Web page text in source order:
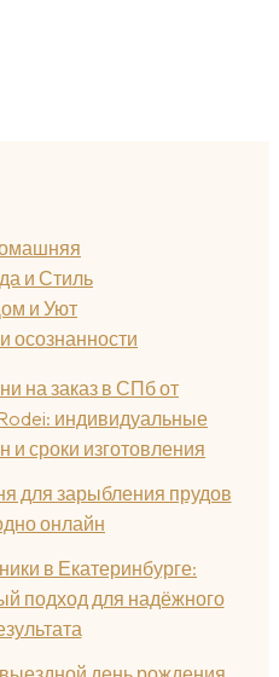
и Стиль
и Уют
осознанности
на заказ в СПб от
индивидуальные
и сроки изготовления
для зарыбления прудов
онлайн
в Екатеринбурге:
подход для надёжного